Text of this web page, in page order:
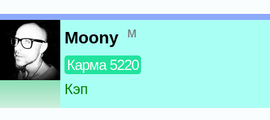
Moony м
Карма 5220
Кэп